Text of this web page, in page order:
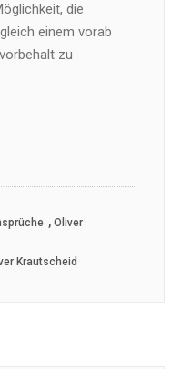
die
einem vorab
zu
, Oliver
Krautscheid